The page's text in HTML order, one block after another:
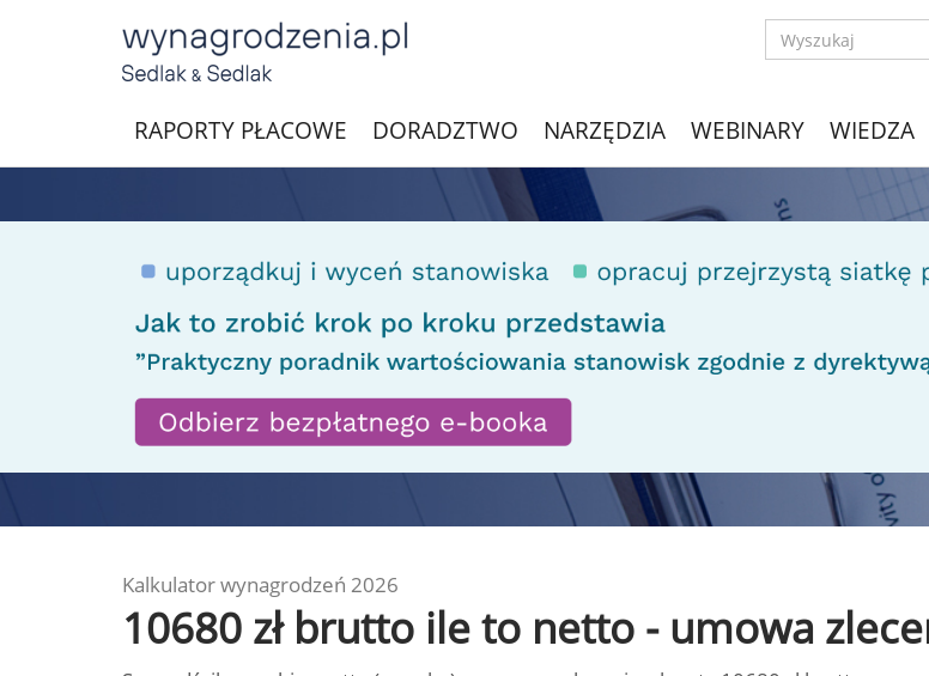
RAPORTY PŁACOWE DORADZTWO NARZĘDZIA WEBINARY WIEDZA
Kalkulator wynagrodzeń 2026
10680 zł brutto ile to netto - umowa